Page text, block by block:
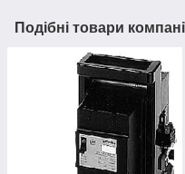
Подібні товари